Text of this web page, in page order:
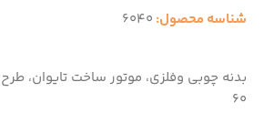
شناسه محصول: 6040
بدنه چوبی وفلزی، موتور ساخت تایوان،
60